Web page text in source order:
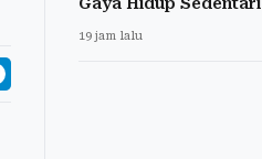
Gaya Hidup Sedentari
19 jam lalu